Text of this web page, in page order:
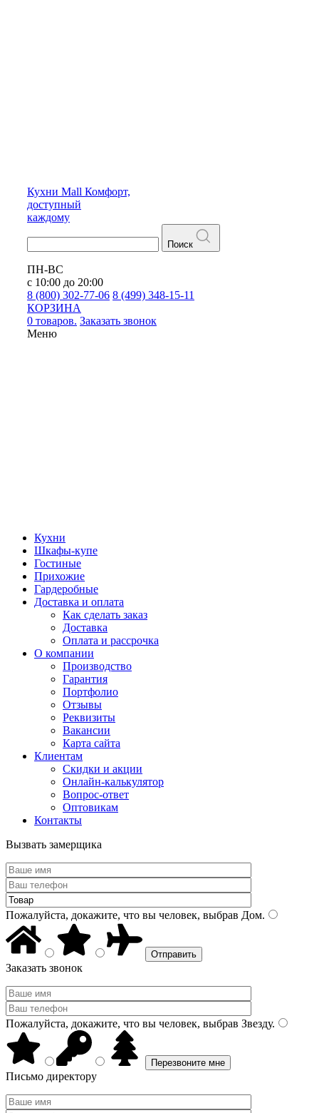
Кухни Mall Комфорт,
доступный
каждому
Поиск
ПН-ВС
с 10:00 до 20:00
8 (800) 302-77-06 8 (499) 348-15-11
КОРЗИНА
0 товаров. Заказать звонок
Меню
Кухни
Шкафы-купе
Гостиные
Прихожие
Гардеробные
Доставка и оплата
Как сделать заказ
Доставка
Оплата и рассрочка
О компании
Производство
Гарантия
Портфолио
Отзывы
Реквизиты
Вакансии
Карта сайта
Клиентам
Скидки и акции
Онлайн-калькулятор
Вопрос-ответ
Оптовикам
Контакты
Вызвать замерщика
Пожалуйста, докажите, что вы человек, выбрав Дом.
Заказать звонок
Пожалуйста, докажите, что вы человек, выбрав Звезду.
Письмо директору